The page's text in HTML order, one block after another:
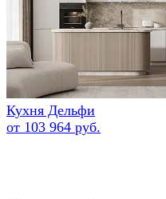
Кухня Дельфи
от 103 964 руб.